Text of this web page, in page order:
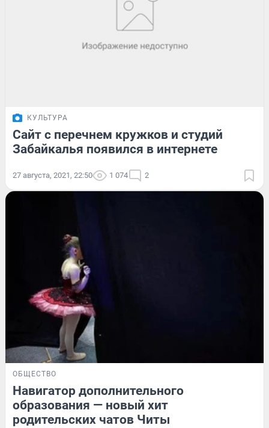
КУЛЬТУРА
Сайт с перечнем кружков и студий
Забайкалья появился в интернете
27 августа, 2021, 22:50 1 074 2
ОБЩЕСТВО
Навигатор дополнительного
образования — новый хит
родительских чатов Читы